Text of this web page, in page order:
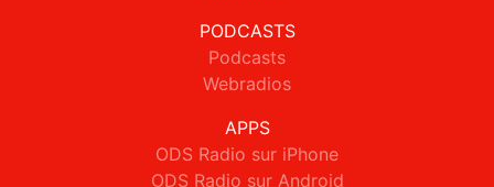
PODCASTS
Podcasts
Webradios
APPS
ODS Radio sur iPhone
ODS Radio sur Android